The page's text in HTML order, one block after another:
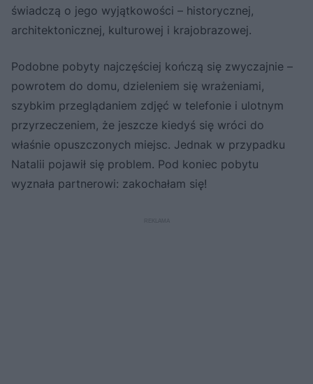
świadczą o jego wyjątkowości – historycznej,
architektonicznej, kulturowej i krajobrazowej.
Podobne pobyty najczęściej kończą się zwyczajnie –
powrotem do domu, dzieleniem się wrażeniami,
szybkim przeglądaniem zdjęć w telefonie i ulotnym
przyrzeczeniem, że jeszcze kiedyś się wróci do
właśnie opuszczonych miejsc. Jednak w przypadku
Natalii pojawił się problem. Pod koniec pobytu
wyznała partnerowi: zakochałam się!